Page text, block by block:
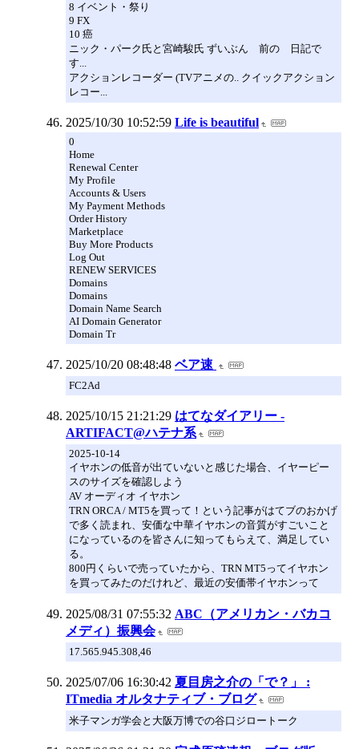
8 イベント・祭り
9 FX
10 癌
ニック・パーク氏と宮崎駿氏 ずいぶん 前の 日記で
す...
アクションレコーダー (TVアニメの.. クイックアクション
レコー...
2025/10/30 10:52:59 Life is beautiful
0
Home
Renewal Center
My Profile
Accounts & Users
My Payment Methods
Order History
Marketplace
Buy More Products
Log Out
RENEW SERVICES
Domains
Domains
Domain Name Search
AI Domain Generator
Domain Tr
2025/10/20 08:48:48 ベア速
FC2Ad
2025/10/15 21:21:29 はてなダイアリー -
ARTIFACT@ハテナ系
2025-10-14
イヤホンの低音が出ていないと感じた場合、イヤーピー
スのサイズを確認しよう
AV オーディオ イヤホン
TRN ORCA / MT5を買って！という記事がはてブのおかげ
で多く読まれ、安価な中華イヤホンの音質がすごいこと
になっているのを皆さんに知ってもらえて、満足してい
る。
800円くらいで売っていたから、TRN MT5ってイヤホン
を買ってみたのだけれど、最近の安価帯イヤホンって
2025/08/31 07:55:32 ABC（アメリカン・バカコ
メディ）振興会
17.565.945.308,46
2025/07/06 16:30:42 夏目房之介の「で？」 :
ITmedia オルタナティブ・ブログ
米子マンガ学会と大阪万博での谷口ジロートーク